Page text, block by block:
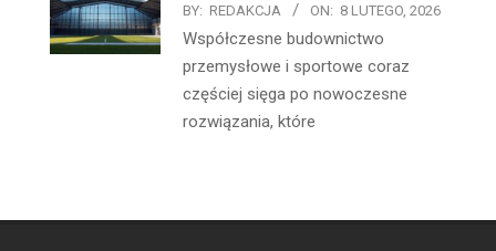
BY: REDAKCJA ON: 8 LUTEGO, 2026
Współczesne budownictwo
przemysłowe i sportowe coraz
częściej sięga po nowoczesne
rozwiązania, które